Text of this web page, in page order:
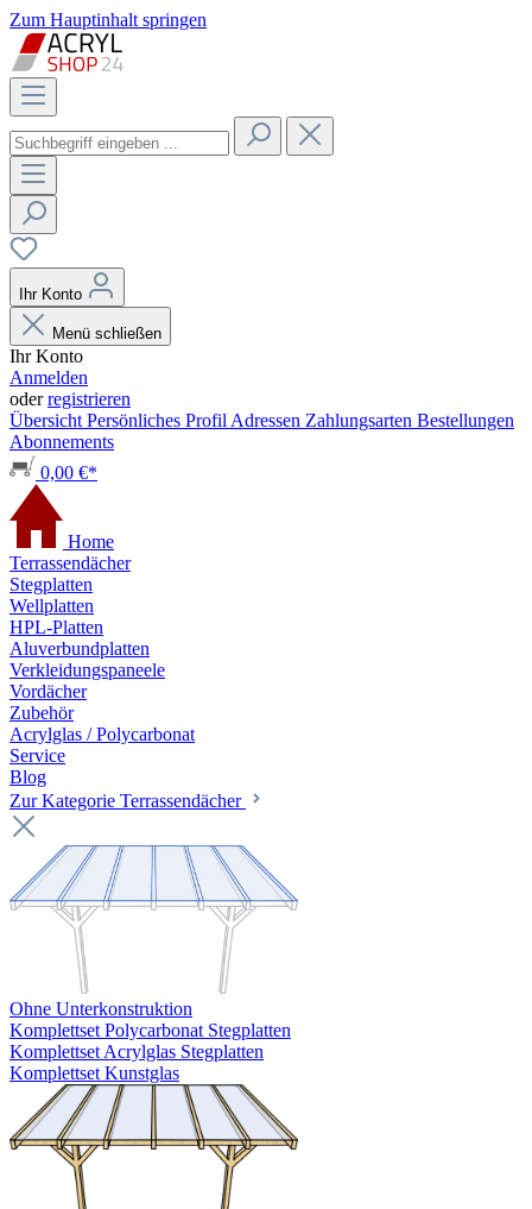
Zum Hauptinhalt springen
Ihr Konto
Menü schließen
Ihr Konto
Anmelden
oderregistrieren
Übersicht Persönliches Profil Adressen Zahlungsarten Bestellungen
Abonnements
0,00 €*
Home
Terrassendächer
Stegplatten
Wellplatten
HPL-Platten
Aluverbundplatten
Verkleidungspaneele
Vordächer
Zubehör
Acrylglas / Polycarbonat
Service
Blog
Zur Kategorie Terrassendächer
Ohne Unterkonstruktion
Komplettset Polycarbonat Stegplatten
Komplettset Acrylglas Stegplatten
Komplettset Kunstglas